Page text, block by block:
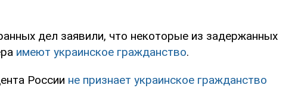
дел заявили, что некоторые из задержанных
имеют украинское гражданство.
России не признает украинское гражданство